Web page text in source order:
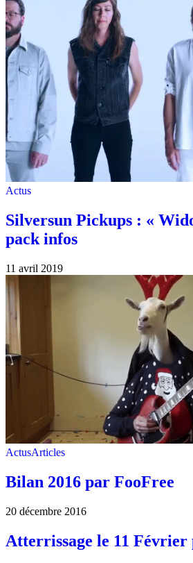
Actus
Silversun Pickups : «
pack infos
11 avril 2019
ActusArticles
Bilan 2016 par FooFree
20 décembre 2016
Atterrissage le 11 Février